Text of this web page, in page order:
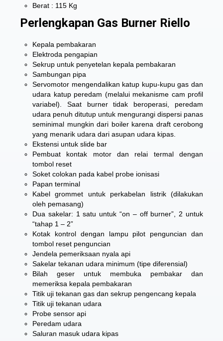
Berat : 115 Kg
Perlengkapan Gas Burner Riello
Kepala pembakaran
Elektroda pengapian
Sekrup untuk penyetelan kepala pembakaran
Sambungan pipa
Servomotor mengendalikan katup kupu-kupu gas dan
udara katup peredam (melalui mekanisme cam profil
variabel). Saat burner tidak beroperasi, peredam
udara penuh ditutup untuk mengurangi dispersi panas
seminimal mungkin dari boiler karena draft cerobong
yang menarik udara dari asupan udara kipas.
Ekstensi untuk slide bar
Pembuat kontak motor dan relai termal dengan
tombol reset
Soket colokan pada kabel probe ionisasi
Papan terminal
Kabel grommet untuk perkabelan listrik (dilakukan
oleh pemasang)
Dua sakelar: 1 satu untuk “on – off burner”, 2 untuk
“tahap 1 – 2”
Kotak kontrol dengan lampu pilot penguncian dan
tombol reset penguncian
Jendela pemeriksaan nyala api
Sakelar tekanan udara minimum (tipe diferensial)
Bilah geser untuk membuka pembakar dan
memeriksa kepala pembakaran
Titik uji tekanan gas dan sekrup pengencang kepala
Titik uji tekanan udara
Probe sensor api
Peredam udara
Saluran masuk udara kipas